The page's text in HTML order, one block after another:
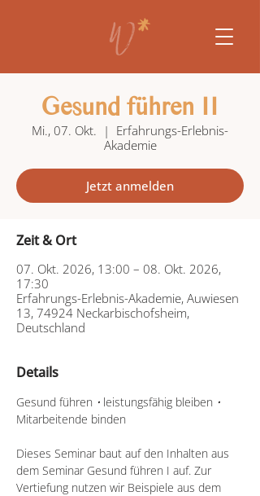
Gesund führen II
Mi., 07. Okt.
  |
Erfahrungs-Erlebnis-
Akademie
Jetzt anmelden
Zeit & Ort
07. Okt. 2026, 13:00 – 08. Okt. 2026,
17:30
Erfahrungs-Erlebnis-Akademie, Auwiesen
13, 74924 Neckarbischofsheim,
Deutschland
Details
Gesund führen • leistungsfähig bleiben •
Mitarbeitende binden
Dieses Seminar baut auf den Inhalten aus
dem Seminar Gesund führen I auf. Zur
Vertiefung nutzen wir Beispiele aus dem